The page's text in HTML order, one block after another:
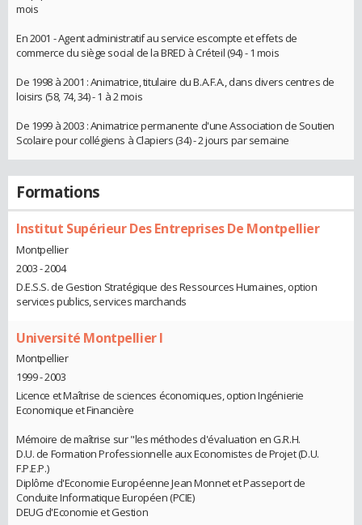
mois
En 2001 - Agent administratif au service escompte et effets de
commerce du siège social de la BRED à Créteil (94) - 1 mois
De 1998 à 2001 : Animatrice, titulaire du B.A.F.A., dans divers centres de
loisirs (58, 74, 34) - 1 à 2 mois
De 1999 à 2003 : Animatrice permanente d'une Association de Soutien
Scolaire pour collégiens à Clapiers (34) - 2 jours par semaine
Formations
Institut Supérieur Des Entreprises De Montpellier
Montpellier
2003 - 2004
D.E.S.S. de Gestion Stratégique des Ressources Humaines, option
services publics, services marchands
Université Montpellier I
Montpellier
1999 - 2003
Licence et Maîtrise de sciences économiques, option Ingénierie
Economique et Financière
Mémoire de maîtrise sur "les méthodes d'évaluation en G.R.H.
D.U. de Formation Professionnelle aux Economistes de Projet (D.U.
F.P.E.P.)
Diplôme d'Economie Européenne Jean Monnet et Passeport de
Conduite Informatique Européen (PCIE)
DEUG d'Economie et Gestion